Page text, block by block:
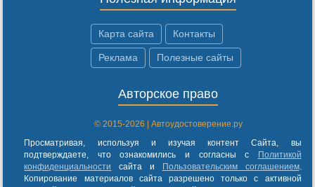
Карта сайта Контакты
Реклама Полезные сайты
Авторское право
© 2015-2026 | Автоудостоверение.ру
Просматривая, используя и изучая контент Сайта, вы
подтверждаете, что ознакомились и согласны с
Политикой
конфиденциальности
сайта и Пользовательским соглашением.
Копирование материалов сайта разрешено только с активной